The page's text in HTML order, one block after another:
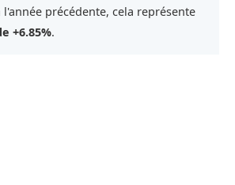
précédente, cela représente
+6.85%.